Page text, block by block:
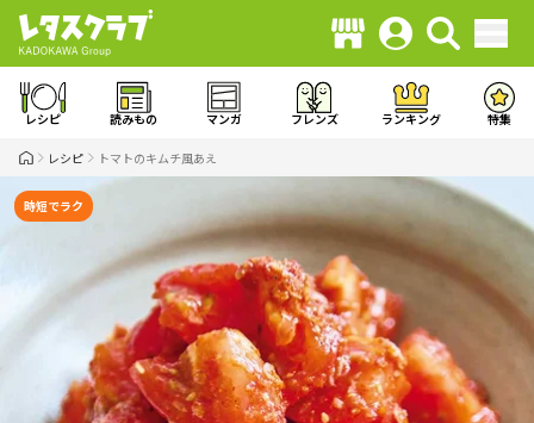
レシピ 読みもの マンガ フレンズ ランキング 特集
レシピ トマトのキムチ風あえ
時短でラク